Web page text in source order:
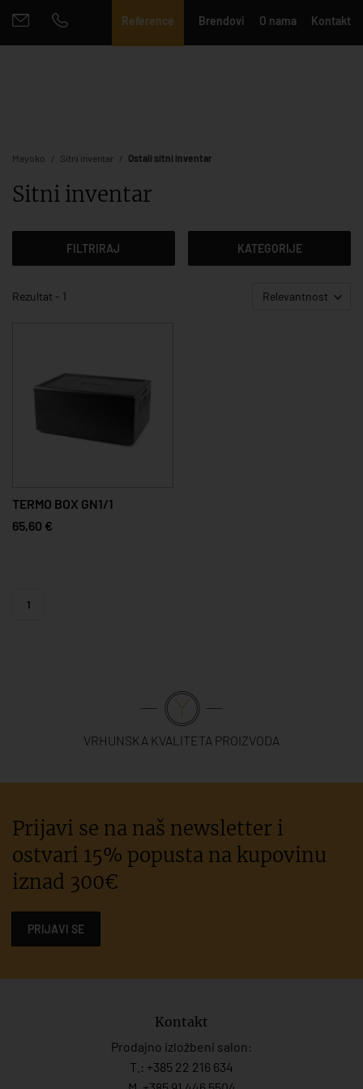
Reference Brendovi O nama Kontakt
Mayoko Sitni inventar Ostali sitni inventar
Sitni inventar
FILTRIRAJ KATEGORIJE
Rezultat - 1 Relevantnost
TERMO BOX GN1/1
65,60 €
1
VRHUNSKA KVALITETA PROIZVODA
Prijavi se na naš newsletter i
ostvari 15% popusta na kupovinu
iznad 300€
PRIJAVI SE
Kontakt
Prodajno izložbeni salon:
T.: +385 22 216 634